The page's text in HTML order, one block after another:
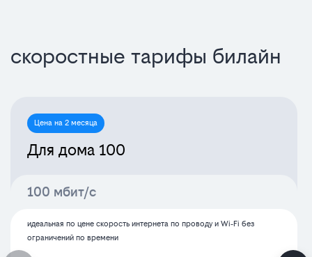
скоростные тарифы билайн
Цена на 2 месяца
Для дома 100
100 мбит/с
идеальная по цене скорость интернета по проводу и Wi‑Fi без
ограничений по времени